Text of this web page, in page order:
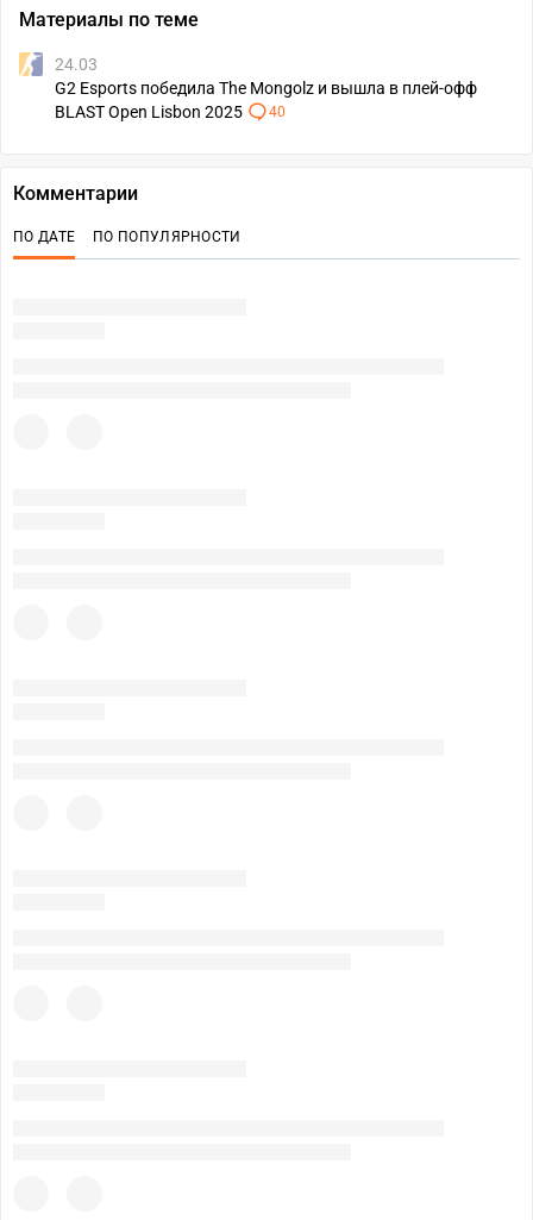
Материалы по теме
24.03
G2 Esports победила The Mongolz и вышла в плей-офф
BLAST Open Lisbon 2025
40
Комментарии
ПО ДАТЕ ПО ПОПУЛЯРНОСТИ